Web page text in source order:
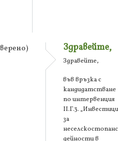
Здравейте,
Здравейте,
във връзка с
кандидатстване
по интервенция
II.Г.3.
за
дейности в